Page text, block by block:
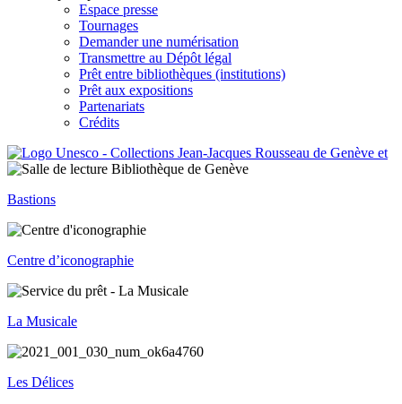
Espace presse
Tournages
Demander une numérisation
Transmettre au Dépôt légal
Prêt entre bibliothèques (institutions)
Prêt aux expositions
Partenariats
Crédits
Bastions
Centre d’iconographie
La Musicale
Les Délices